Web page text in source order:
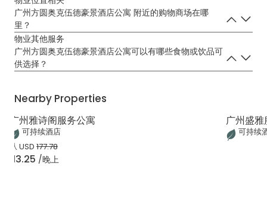
干机，家庭娱乐设备，宽屏液晶电视，高速宽带网络，浴室内配有私人
蒸气浴，宽敞的洗淋浴间以及奥克伍德精选床上用品。
广州方圆奥克伍德豪景酒店公寓 附近的购物商场在哪
里？
广州方圆奥克伍德豪景酒店公寓附近的购物场所有：正佳广场，天河
城，天环广场，万菱汇，太古汇。
物业其他服务
广州方圆奥克伍德豪景酒店公寓可以有哪些食物或饮品可
供选择？
Nearby Properties
广州雅诗阁服务公寓
可持续酒店
从USD 177.78
113.25 /晚上
广州盛
可持续